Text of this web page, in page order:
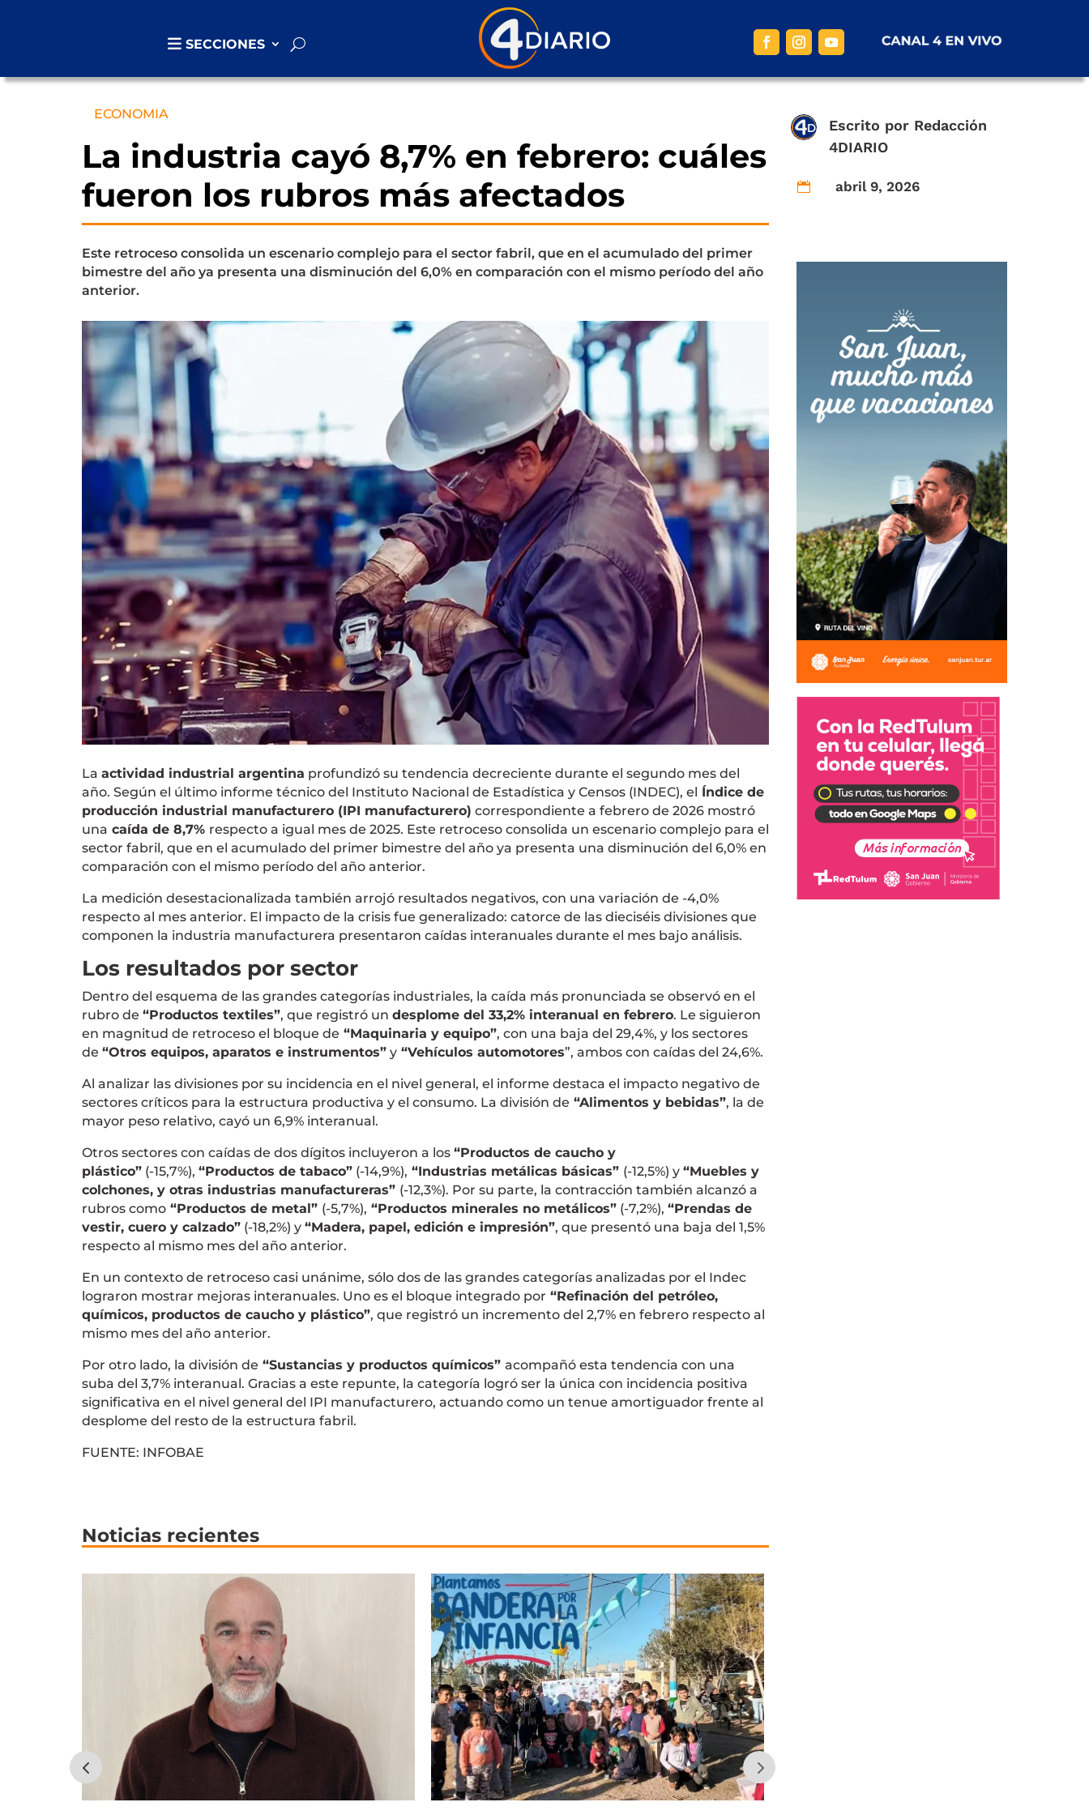
SECCIONES
ECONOMIA
La industria cayó 8,7% en febrero: cuáles
fueron los rubros más afectados
Escrito por Redacción
4DIARIO
 abril 9, 2026
Este retroceso consolida un escenario complejo para el sector fabril, que en el acumulado del primer
bimestre del año ya presenta una disminución del 6,0% en comparación con el mismo período del año
anterior.
La actividad industrial argentina profundizó su tendencia decreciente durante el segundo mes del
año. Según el último informe técnico del Instituto Nacional de Estadística y Censos (INDEC), el Índice de
producción industrial manufacturero (IPI manufacturero) correspondiente a febrero de 2026 mostró
una caída de 8,7% respecto a igual mes de 2025. Este retroceso consolida un escenario complejo para el
sector fabril, que en el acumulado del primer bimestre del año ya presenta una disminución del 6,0% en
comparación con el mismo período del año anterior.
La medición desestacionalizada también arrojó resultados negativos, con una variación de -4,0%
respecto al mes anterior. El impacto de la crisis fue generalizado: catorce de las dieciséis divisiones que
componen la industria manufacturera presentaron caídas interanuales durante el mes bajo análisis.
Los resultados por sector
Dentro del esquema de las grandes categorías industriales, la caída más pronunciada se observó en el
rubro de “Productos textiles”, que registró un desplome del 33,2% interanual en febrero. Le siguieron
en magnitud de retroceso el bloque de “Maquinaria y equipo”, con una baja del 29,4%, y los sectores
de “Otros equipos, aparatos e instrumentos” y “Vehículos automotores”, ambos con caídas del 24,6%.
Al analizar las divisiones por su incidencia en el nivel general, el informe destaca el impacto negativo de
sectores críticos para la estructura productiva y el consumo. La división de “Alimentos y bebidas”, la de
mayor peso relativo, cayó un 6,9% interanual.
Otros sectores con caídas de dos dígitos incluyeron a los “Productos de caucho y
plástico” (-15,7%), “Productos de tabaco” (-14,9%), “Industrias metálicas básicas” (-12,5%) y “Muebles y
colchones, y otras industrias manufactureras” (-12,3%). Por su parte, la contracción también alcanzó a
rubros como “Productos de metal” (-5,7%), “Productos minerales no metálicos” (-7,2%), “Prendas de
vestir, cuero y calzado” (-18,2%) y “Madera, papel, edición e impresión”, que presentó una baja del 1,5%
respecto al mismo mes del año anterior.
En un contexto de retroceso casi unánime, sólo dos de las grandes categorías analizadas por el Indec
lograron mostrar mejoras interanuales. Uno es el bloque integrado por “Refinación del petróleo,
químicos, productos de caucho y plástico”, que registró un incremento del 2,7% en febrero respecto al
mismo mes del año anterior.
Por otro lado, la división de “Sustancias y productos químicos” acompañó esta tendencia con una
suba del 3,7% interanual. Gracias a este repunte, la categoría logró ser la única con incidencia positiva
significativa en el nivel general del IPI manufacturero, actuando como un tenue amortiguador frente al
desplome del resto de la estructura fabril.
FUENTE: INFOBAE
Noticias recientes